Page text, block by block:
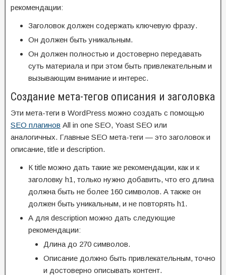
рекомендации:
Заголовок должен содержать ключевую фразу.
Он должен быть уникальным.
Он должен полностью и достоверно передавать
суть материала и при этом быть привлекательным и
вызывающим внимание и интерес.
Создание мета-тегов описания и заголовка
Эти мета-теги в WordPress можно создать с помощью
SEO плагинов All in one SEO, Yoast SEO или
аналогичных. Главные SEO мета-теги — это заголовок и
описание, title и description.
К title можно дать такие же рекомендации, как и к
заголовку h1, только нужно добавить, что его длина
должна быть не более 160 символов. А также он
должен быть уникальным, и не повторять h1.
А для description можно дать следующие
рекомендации:
Длина до 270 символов.
Описание должно быть привлекательным, точно
и достоверно описывать контент.